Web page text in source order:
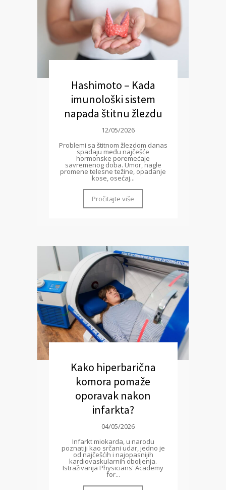
Hashimoto – Kada
imunološki sistem
napada štitnu žlezdu
12/05/2026
Problemi sa štitnom žlezdom danas
spadaju među najčešće
hormonske poremećaje
savremenog doba. Umor, nagle
promene telesne težine, opadanje
kose, osećaj...
Pročitajte više
Kako hiperbarična
komora pomaže
oporavak nakon
infarkta?
04/05/2026
Infarkt miokarda, u narodu
poznatiji kao srčani udar, jedno je
od najčešćih i najopasnijih
kardiovaskularnih oboljenja.
Istraživanja Physicians' Academy
for...